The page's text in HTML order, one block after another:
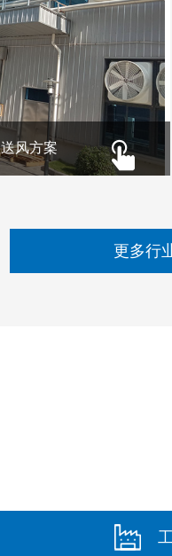
风方案
更多行